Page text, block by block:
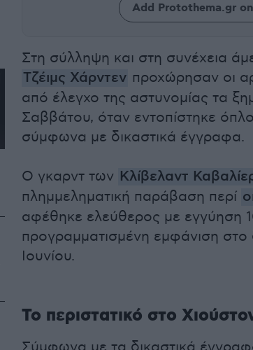
Add Protothema.gr
Στη σύλληψη και στη συνέχεια
Τζέιμς Χάρντεν προχώρησαν οι
από έλεγχο της αστυνομίας τα
Σαββάτου, όταν εντοπίστηκε
σύμφωνα με δικαστικά έγγραφα.
Ο γκαρντ των Κλίβελαντ
πλημμεληματική παράβαση περί
αφέθηκε ελεύθερος με εγγύηση
προγραμματισμένη εμφάνιση στο
Ιουνίου.
Το περιστατικό στο